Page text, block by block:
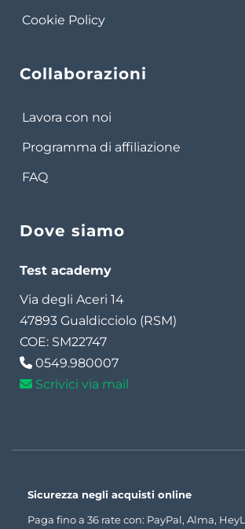
Cookie Policy
Collaborazioni
Lavora con noi
Programma di affiliazione
FAQ
Dove siamo
Test academy
Via degli Aceri 14
47893 Gualdicciolo (RSM)
COE: SM22747
0549.980007
Scrivici via mail
Sicurezza negli acquisti online
Paga fino a 36 rate con: PayPal, Alma,